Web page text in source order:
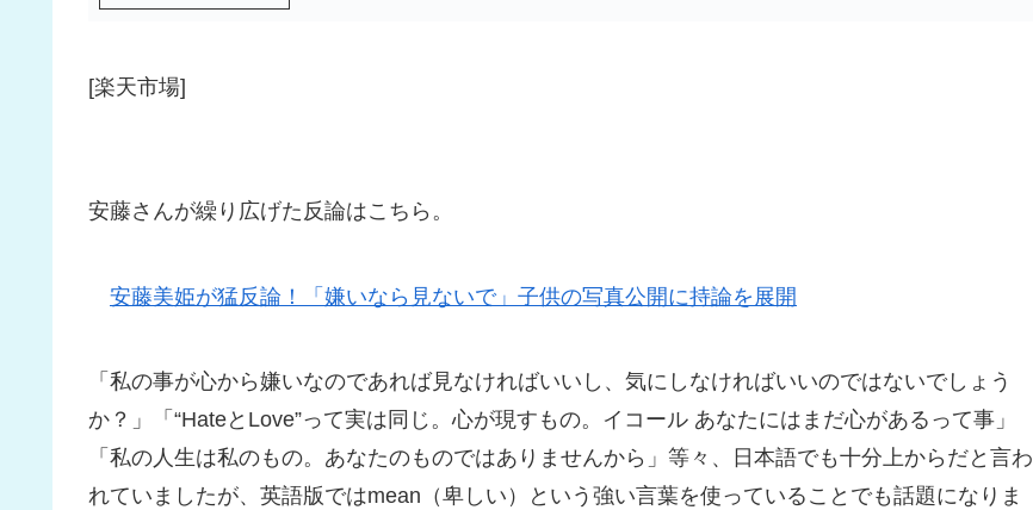
[楽天市場]
安藤さんが繰り広げた反論はこちら。
安藤美姫が猛反論！「嫌いなら見ないで」子供の写真公開に持論を展開
「私の事が心から嫌いなのであれば見なければいいし、気にしなければいいのではないでしょう
か？」「“HateとLove”って実は同じ。心が現すもの。イコール あなたにはまだ心があるって事」
「私の人生は私のもの。あなたのものではありませんから」等々、日本語でも十分上からだと言わ
れていましたが、英語版ではmean（卑しい）という強い言葉を使っていることでも話題になりま